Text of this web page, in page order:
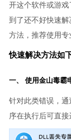
开这个软件或游
到了还不好快速
方法，推荐使用专
快速解决方法如
一、 使用金山毒霸
针对此类错误，
序在执行后可直